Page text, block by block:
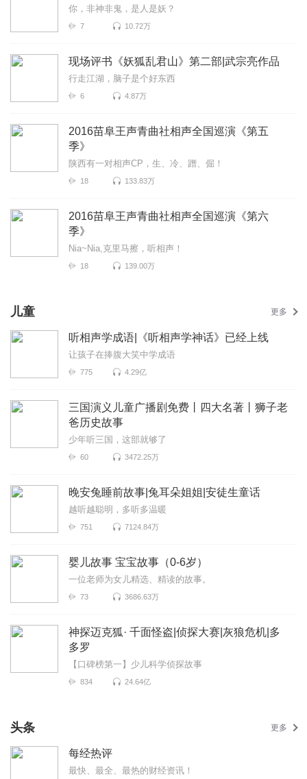
你，非神非鬼，是人是妖？
7 10.72万
现场评书《妖狐乱君山》第二部|武宗亮作品
行走江湖，脑子是个好东西
6 4.87万
2016苗阜王声青曲社相声全国巡演《第五
季》
陕西有一对相声CP，生、冷、蹭、倔！
18 133.83万
2016苗阜王声青曲社相声全国巡演《第六
季》
Nia~Nia,克里马擦，听相声！
18 139.00万
儿童 更多
听相声学成语|《听相声学神话》已经上线
让孩子在捧腹大笑中学成语
775 4.29亿
三国演义儿童广播剧免费丨四大名著丨狮子老
爸历史故事
少年听三国，这部就够了
60 3472.25万
晚安兔睡前故事|兔耳朵姐姐|安徒生童话
越听越聪明，多听多温暖
751 7124.84万
婴儿故事 宝宝故事（0-6岁）
一位老师为女儿精选、精读的故事。
73 3686.63万
神探迈克狐· 千面怪盗|侦探大赛|灰狼危机|多
多罗
【口碑榜第一】少儿科学侦探故事
834 24.64亿
头条 更多
每经热评
最快、最全、最热的财经资讯！